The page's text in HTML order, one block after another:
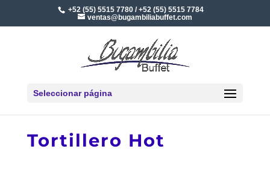
+52 (55) 5515 7780 / +52 (55) 5515 7784
ventas@bugambiliabuffet.com
Seleccionar página
Tortillero Hot